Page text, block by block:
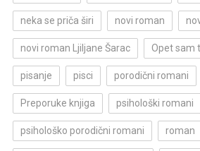
neka se priča širi novi roman
novi roman Ljiljane Šarac Opet sam
pisanje pisci porodični romani
Preporuke knjiga psihološki romani
psihološko porodični romani roman